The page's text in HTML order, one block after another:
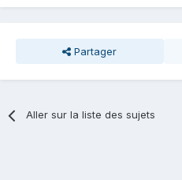
Partager
Aller sur la liste des sujets